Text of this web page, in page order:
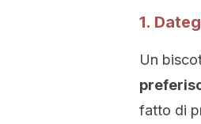
1.
Un
fatto di